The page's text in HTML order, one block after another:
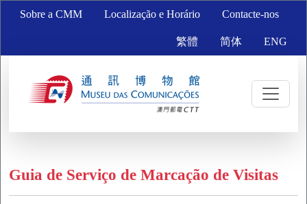
Sobre a CMM Localização e Horário Contacte-nos
繁體 简体 ENG
Guia de Serviço de Marcação de Visitas